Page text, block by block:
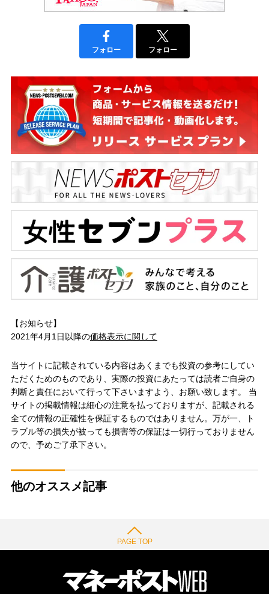
フォロー フォロー
【お知らせ】
2021年4月1日以降の価格表示に関して
当サイトに記載されている内容はあくまでも投資の参考にしてい
ただくためのものであり、実際の投資にあたっては読者ご自身の
判断と責任において行って下さいますよう、お願い致します。 当
サイトの掲載情報は細心の注意を払っておりますが、記載される
全ての情報の正確性を保証するものではありません。万が一、ト
ラブル等の損失が被っても損害等の保証は一切行っておりません
ので、予めご了承下さい。
他のオススメ記事
PAGE TOP